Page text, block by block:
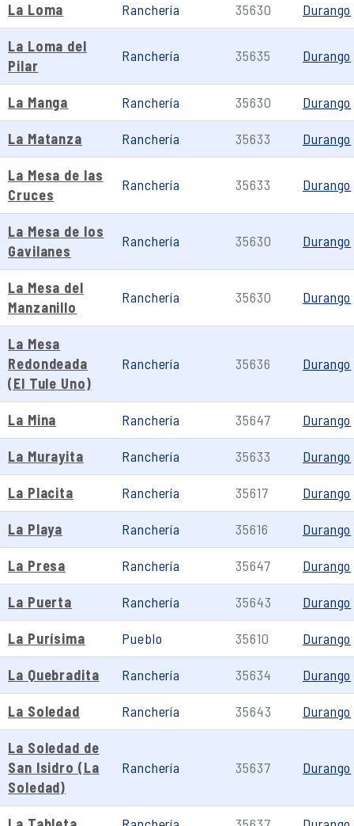
La Loma Ranchería 35630 Durango
La Loma del
Pilar
Ranchería 35635 Durango
La Manga Ranchería 35630 Durango
La Matanza Ranchería 35633 Durango
La Mesa de las
Cruces
Ranchería 35633 Durango
La Mesa de los
Gavilanes
Ranchería 35630 Durango
La Mesa del
Manzanillo
Ranchería 35630 Durango
La Mesa
Redondeada
(El Tule Uno)
Ranchería 35636 Durango
La Mina Ranchería 35647 Durango
La Murayita Ranchería 35633 Durango
La Placita Ranchería 35617 Durango
La Playa Ranchería 35616 Durango
La Presa Ranchería 35647 Durango
La Puerta Ranchería 35643 Durango
La Purísima Pueblo 35610 Durango
La Quebradita Ranchería 35634 Durango
La Soledad Ranchería 35643 Durango
La Soledad de
San Isidro (La
Soledad)
Ranchería 35637 Durango